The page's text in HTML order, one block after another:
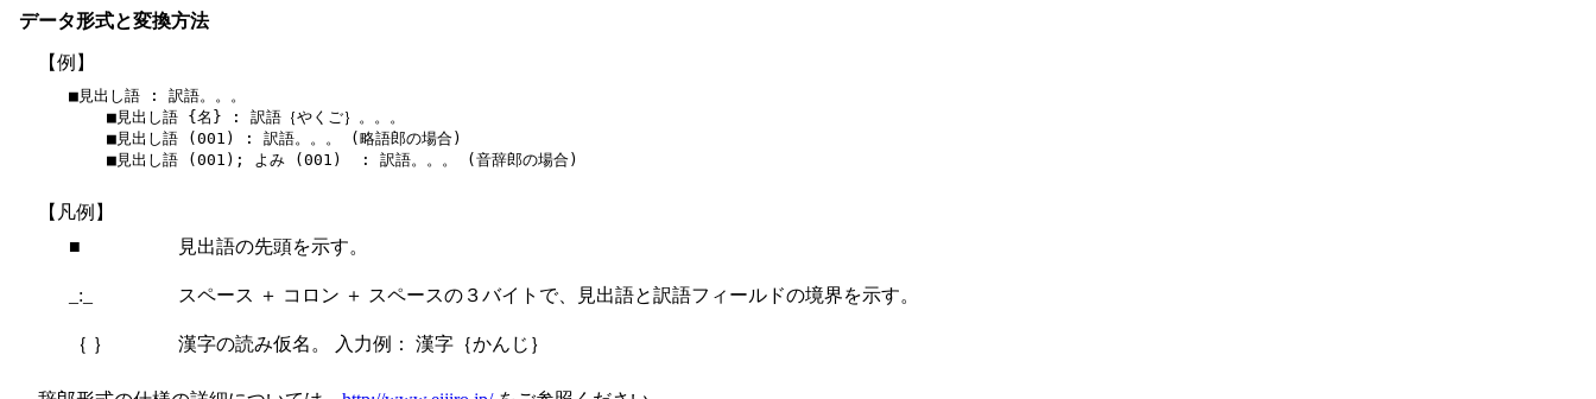
データ形式と変換方法
【例】
■見出し語 : 訳語。。。
    ■見出し語 {名} : 訳語｛やくご｝。。。
    ■見出し語 (001) : 訳語。。。 (略語郎の場合)
    ■見出し語 (001); よみ (001)  : 訳語。。。 (音辞郎の場合)
【凡例】
■
見出語の先頭を示す。
_:_ スペース ＋ コロン ＋ スペースの３バイトで、見出語と訳語フィールドの境界を示す。
｛ ｝ 漢字の読み仮名。 入力例： 漢字｛かんじ｝